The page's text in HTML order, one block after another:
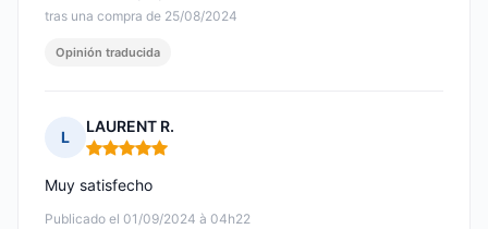
tras una compra de 25/08/2024
Opinión traducida
L
LAURENT R.
Nota: 5 de 5
Publicado el 01/09/2024 à 04h22
Muy satisfecho